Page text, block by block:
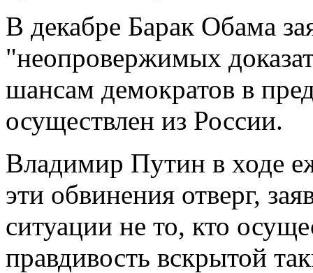
В декабре Барак Обама
"неопровержимых
шансам демократов в
осуществлен из России.
Владимир Путин в ходе
эти обвинения отверг,
ситуации не то, кто
правдивость вскрытой